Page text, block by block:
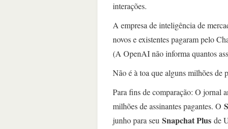
interações.
A empresa de inteligência de
novos e existentes pagaram pelo
(A OpenAI não informa quantos
Não é à toa que alguns milhões de
Para fins de comparação: O jornal
milhões de assinantes pagantes. O
junho para seu Snapchat Plus de